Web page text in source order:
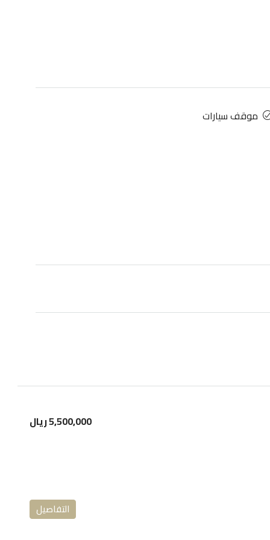
موقف سيارات
5,500,000 ريال
التفاصيل